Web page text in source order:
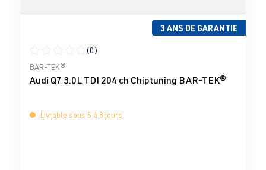
3 ANS DE GARANTIE
Note moyenne de 0 sur 5 étoiles
(0)
BAR-TEK®
Audi Q7 3.0L TDI 204 ch Chiptuning BAR-TEK®
Livrable sous 5 à 8 jours